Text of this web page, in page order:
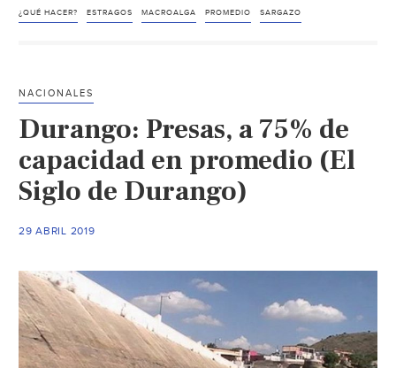
Jornada)
¿QUÉ HACER? ESTRAGOS MACROALGA PROMEDIO SARGAZO
NACIONALES
Durango: Presas, a 75% de
capacidad en promedio (El
Siglo de Durango)
29 ABRIL 2019